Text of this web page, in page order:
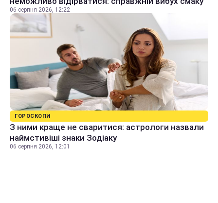
06 серпня 2026, 12:22
ГОРОСКОПИ
З ними краще не сваритися: астрологи назвали
наймстивіші знаки Зодіаку
06 серпня 2026, 12:01